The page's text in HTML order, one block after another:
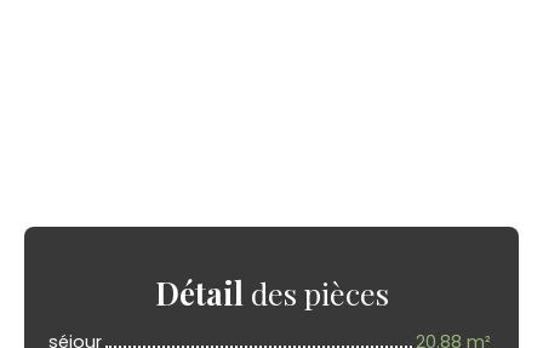
Détail des pièces
séjour 20.88 m²